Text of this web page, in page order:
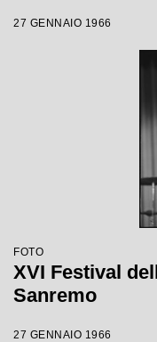
27 GENNAIO 1966
FOTO
XVI Festival
Sanremo
27 GENNAIO 1966